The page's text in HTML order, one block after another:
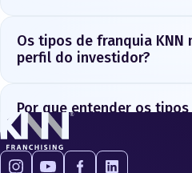
Os tipos de franquia KNN
perfil do investidor?
Por que entender os
importante antes de